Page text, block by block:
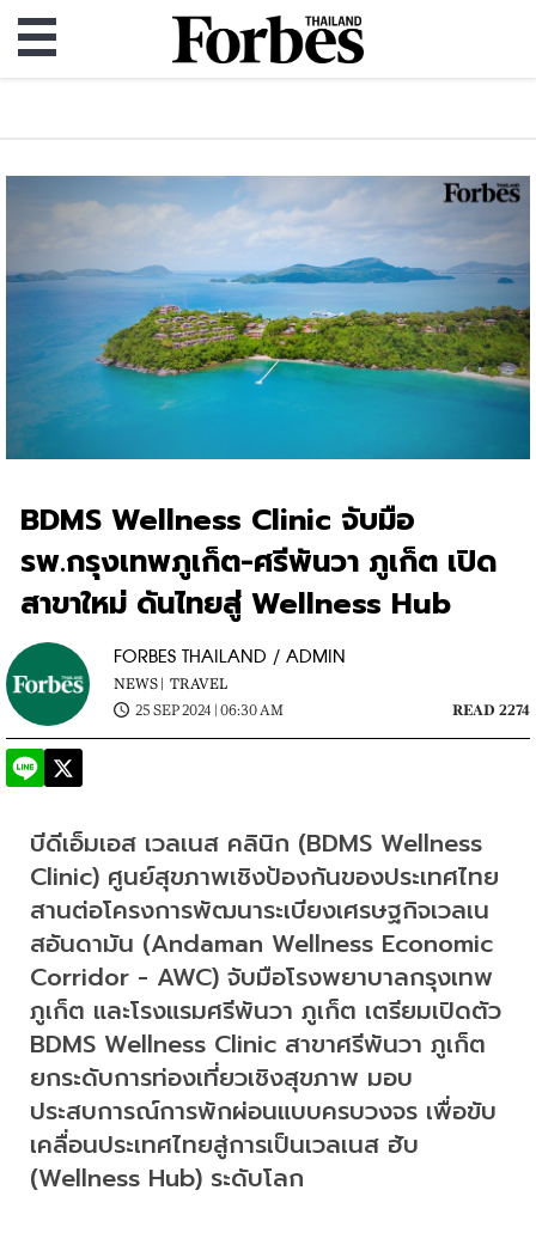
BDMS Wellness Clinic จับมือ
รพ.กรุงเทพภูเก็ต-ศรีพันวา ภูเก็ต เปิด
สาขาใหม่ ดันไทยสู่ Wellness Hub
FORBES THAILAND / ADMIN
NEWS | TRAVEL
25 SEP 2024 | 06:30 AM
READ 2274
บีดีเอ็มเอส เวลเนส คลินิก (BDMS Wellness
Clinic) ศูนย์สุขภาพเชิงป้องกันของประเทศไทย
สานต่อโครงการพัฒนาระเบียงเศรษฐกิจเวลเน
สอันดามัน (Andaman Wellness Economic
Corridor - AWC) จับมือโรงพยาบาลกรุงเทพ
ภูเก็ต และโรงแรมศรีพันวา ภูเก็ต เตรียมเปิดตัว
BDMS Wellness Clinic สาขาศรีพันวา ภูเก็ต
ยกระดับการท่องเที่ยวเชิงสุขภาพ มอบ
ประสบการณ์การพักผ่อนแบบครบวงจร เพื่อขับ
เคลื่อนประเทศไทยสู่การเป็นเวลเนส ฮับ
(Wellness Hub) ระดับโลก